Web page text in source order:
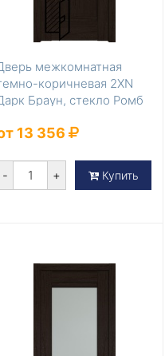
межкомнатная
коричневая 2XN
Браун, стекло Ромб
13 356
- + Купить